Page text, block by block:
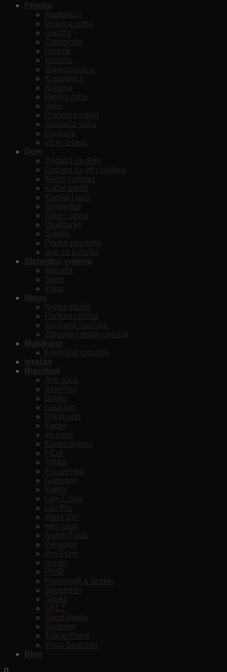
Prostor
Radionica
Dnevna soba
Garaža
Garderoba
Hodnik
Igralište
Blagovaonica
Kupaonica
Kuhinja
Dječja soba
Ured
Praonica rublja
Spavaća soba
Dvorana
Vrt in terasa
Dom
Dodatci za dom
Dodatci za vrt i okolicu
Kućni ljubimci
Kućni tekstil
Kamini i peći
Namještaj
Slike i okviri
Opuštanje
Svjetla
Podne prostirke
Sve za kuhinju
Slobodno vrijeme
Masaža
Sport
Yoga
Njega
Njega obuće
Parfemi i mirisi
Sunčane naočale
Zdravlje i dobar osjećaj
Mobilnost
Električni romobili
Igračke
Brendovi
Arte Viva
BowFlex
Bralko
casa.pro
Doornado
Egoni
en.casa
Eurographics
FIDA
FitMat
ForceField
Gammon
Kettler
Lay-Z-Spa
Lux Pro
Maxx Dry
neu.haus
NordicTrack
Pensofal
Pro-Form
pro.tec
PWR
Ritzenhoff & Breker
Shoefresh
Siroko
SKLZ
Sport-Brella
Switzner
TriggerPoint
Yoga Searcher
Blog